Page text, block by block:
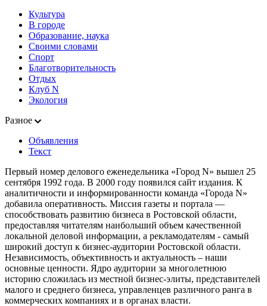
Культура
В городе
Образование, наука
Своими словами
Спорт
Благотворительность
Отдых
Клуб N
Экология
Разное
Объявления
Текст
Первый номер делового еженедельника «Город N» вышел 25
сентября 1992 года. В 2000 году появился сайт издания. К
аналитичности и информированности команда «Города N»
добавила оперативность. Миссия газеты и портала —
способствовать развитию бизнеса в Ростовской области,
предоставляя читателям наибольший объем качественной
локальной деловой информации, а рекламодателям - самый
широкий доступ к бизнес-аудитории Ростовской области.
Независимость, объективность и актуальность – наши
основные ценности. Ядро аудитории за многолетнюю
историю сложилась из местной бизнес-элиты, представителей
малого и среднего бизнеса, управленцев различного ранга в
коммерческих компаниях и в органах власти.